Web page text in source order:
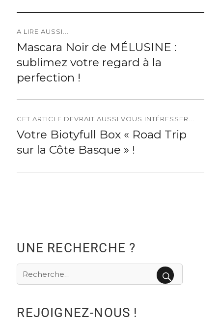
Navigation
de
l’article
A LIRE AUSSI...
Previous
post:
Mascara Noir de MÉLUSINE :
sublimez votre regard à la
perfection !
CET ARTICLE DEVRAIT AUSSI VOUS INTÉRESSER...
Next
post:
Votre Biotyfull Box « Road Trip
sur la Côte Basque » !
UNE RECHERCHE ?
Recherche
pour
REJOIGNEZ-NOUS !